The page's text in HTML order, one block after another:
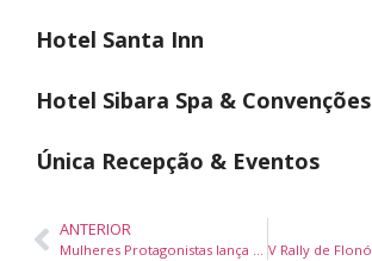
Hotel Santa Inn
Hotel Sibara Spa & Convenções
Única Recepção & Eventos
ANTERIOR
Mulheres Protagonistas lança terceira edição na Praia do Rosa com foco em desenvolvimento e liderança feminina